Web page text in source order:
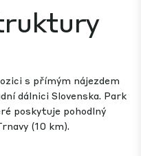
s přímým nájezdem
dálnici Slovenska. Park
poskytuje pohodlný
(10 km).